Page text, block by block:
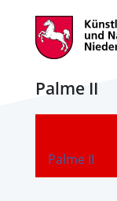
Palme II
Palme II